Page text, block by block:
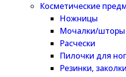
Косметические
Ножницы
Мочалки/шторы
Расчески
Пилочки для
Резинки, заколки